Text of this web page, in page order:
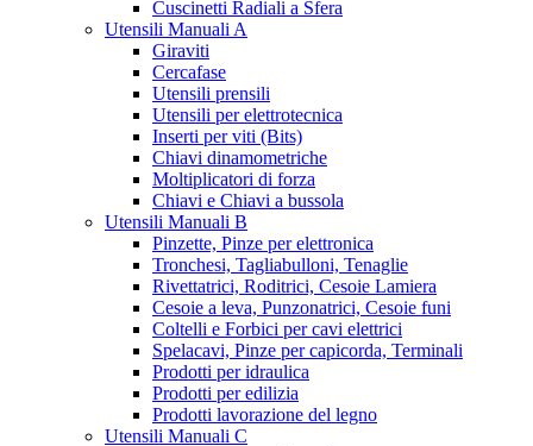
Cuscinetti Radiali a Sfera
Utensili Manuali A
Giraviti
Cercafase
Utensili prensili
Utensili per elettrotecnica
Inserti per viti (Bits)
Chiavi dinamometriche
Moltiplicatori di forza
Chiavi e Chiavi a bussola
Utensili Manuali B
Pinzette, Pinze per elettronica
Tronchesi, Tagliabulloni, Tenaglie
Rivettatrici, Roditrici, Cesoie Lamiera
Cesoie a leva, Punzonatrici, Cesoie funi
Coltelli e Forbici per cavi elettrici
Spelacavi, Pinze per capicorda, Terminali
Prodotti per idraulica
Prodotti per edilizia
Prodotti lavorazione del legno
Utensili Manuali C